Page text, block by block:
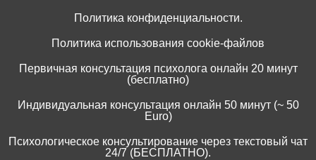
Политика конфиденциальности.
Политика использования cookie-файлов
Первичная консультация психолога онлайн 20 минут
(бесплатно)
Индивидуальная консультация онлайн 50 минут (~ 50
Euro)
Психологическое консультирование через текстовый чат
24/7 (БЕСПЛАТНО).